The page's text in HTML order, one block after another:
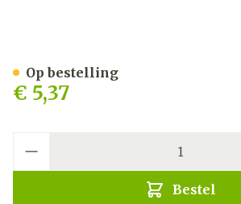
€ 5,37
Bestel
Op bestelling